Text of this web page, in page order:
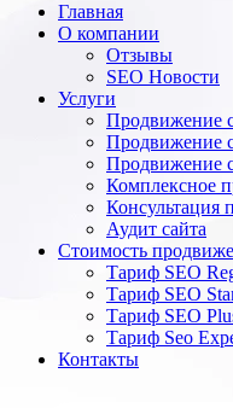
Главная
О компании
Отзывы
SEO Новости
Услуги
Продвижение
Продвижение
Продвижение
Комплексное
Консультация
Аудит сайта
Стоимость
Тариф SEO
Тариф SEO
Тариф SEO
Тариф Seo
Контакты